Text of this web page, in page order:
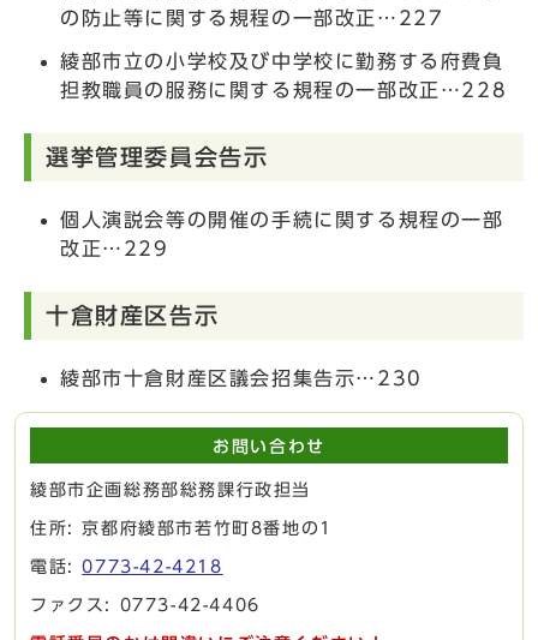
の防止等に関する規程の一部改正…227
綾部市立の小学校及び中学校に勤務する府費負
担教職員の服務に関する規程の一部改正…228
選挙管理委員会告示
個人演説会等の開催の手続に関する規程の一部
改正…229
十倉財産区告示
綾部市十倉財産区議会招集告示…230
お問い合わせ
綾部市企画総務部総務課行政担当
住所: 京都府綾部市若竹町8番地の1
電話:0773-42-4218
ファクス: 0773-42-4406